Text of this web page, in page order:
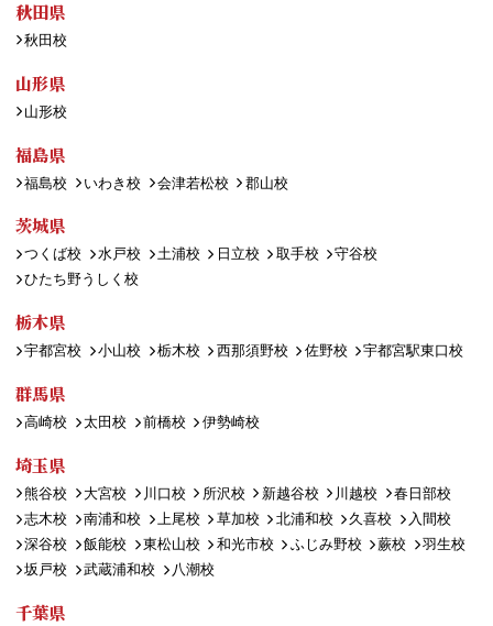
秋田県
秋田校
山形県
山形校
福島県
福島校 いわき校 会津若松校 郡山校
茨城県
つくば校 水戸校 土浦校 日立校 取手校
守谷校
ひたち野うしく校
栃木県
宇都宮校 小山校 栃木校 西那須野校 佐野校 宇都宮駅東口校
群馬県
高崎校 太田校 前橋校 伊勢崎校
埼玉県
熊谷校 大宮校 川口校 所沢校 新越谷校 川越校
春日部校
志木校
南浦和校 上尾校 草加校 北浦和校 久喜校
入間校
深谷校
飯能校 東松山校 和光市校 ふじみ野校 蕨校
羽生校
坂戸校
武蔵浦和校 八潮校
千葉県